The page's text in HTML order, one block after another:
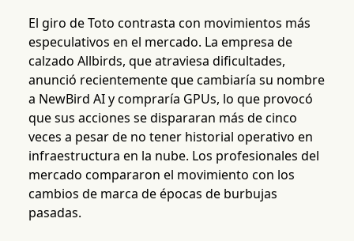
El giro de Toto contrasta con movimientos más
especulativos en el mercado. La empresa de
calzado Allbirds, que atraviesa dificultades,
anunció recientemente que cambiaría su nombre
a NewBird AI y compraría GPUs, lo que provocó
que sus acciones se dispararan más de cinco
veces a pesar de no tener historial operativo en
infraestructura en la nube. Los profesionales del
mercado compararon el movimiento con los
cambios de marca de épocas de burbujas
pasadas.